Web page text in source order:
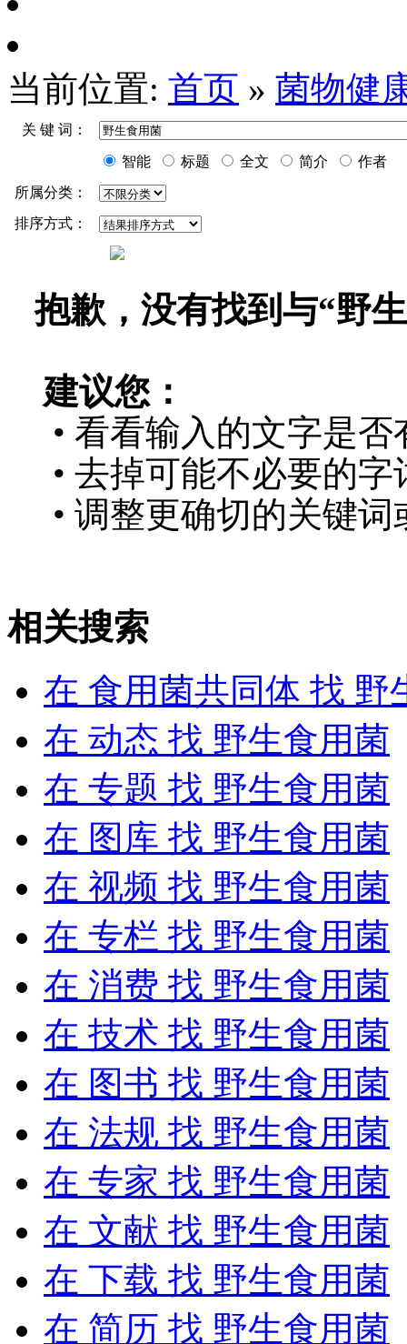
当前位置: 首页 » 菌物健
关 键 词：
智能 标题 全文 简介
作者
所属分类：
排序方式：
抱歉，没有找到与“野
建议您：
• 看看输入的文字是否
• 去掉可能不必要的字
• 调整更确切的关键
相关搜索
在 食用菌共同体 找 野
在 动态 找 野生食用菌
在 专题 找 野生食用菌
在 图库 找 野生食用菌
在 视频 找 野生食用菌
在 专栏 找 野生食用菌
在 消费 找 野生食用菌
在 技术 找 野生食用菌
在 图书 找 野生食用菌
在 法规 找 野生食用菌
在 专家 找 野生食用菌
在 文献 找 野生食用菌
在 下载 找 野生食用菌
在 简历 找 野生食用菌